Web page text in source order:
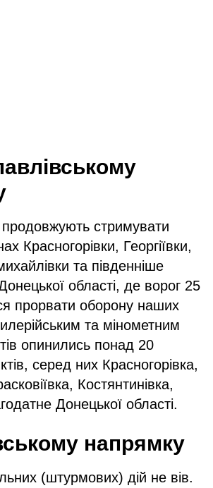
стримувати
Красногорівки, Георгіївки,
та південніше
області, де ворог 25
прорвати оборону наших
та мінометним
опинились понад 20
серед них Красногорівка,
Костянтинівка,
Донецької області.
напрямку
(штурмових) дій не вів.